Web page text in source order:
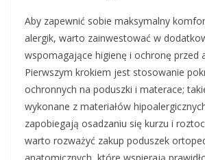
Aby zapewnić sobie maksymalny
alergik, warto zainwestować w
wspomagające higienę i ochronę przed
Pierwszym krokiem jest stosowanie
ochronnych na poduszki i materace;
wykonane z materiałów
zapobiegają osadzaniu się kurzu i
warto rozważyć zakup poduszek